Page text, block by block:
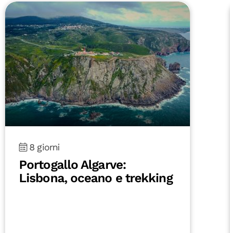
8 giorni
Portogallo Algarve:
Lisbona, oceano e trekking